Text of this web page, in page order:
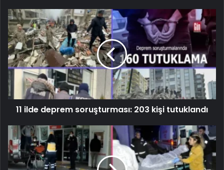
11 ilde deprem soruşturması: 203 kişi tutuklandı